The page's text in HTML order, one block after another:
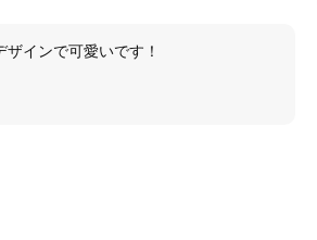
ザインで可愛いです！